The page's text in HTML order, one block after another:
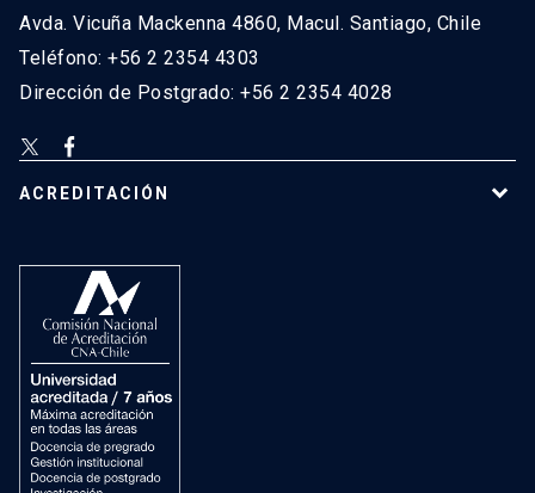
Avda. Vicuña Mackenna 4860, Macul. Santiago, Chile
Teléfono: +56 2 2354 4303
Dirección de Postgrado: +56 2 2354 4028
ACREDITACIÓN